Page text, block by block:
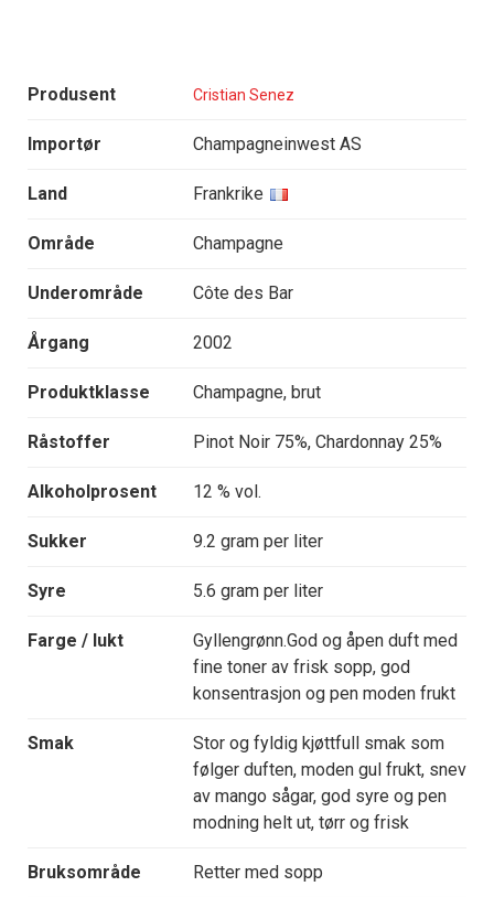
Produsent Cristian Senez
Importør Champagneinwest AS
Land Frankrike
Område Champagne
Underområde Côte des Bar
Årgang 2002
Produktklasse Champagne, brut
Råstoffer Pinot Noir 75%, Chardonnay 25%
Alkoholprosent 12 % vol.
Sukker 9.2 gram per liter
Syre 5.6 gram per liter
Farge / lukt
Gyllengrønn.God og åpen duft med
fine toner av frisk sopp, god
konsentrasjon og pen moden frukt
Smak
Stor og fyldig kjøttfull smak som
følger duften, moden gul frukt, snev
av mango sågar, god syre og pen
modning helt ut, tørr og frisk
Bruksområde Retter med sopp